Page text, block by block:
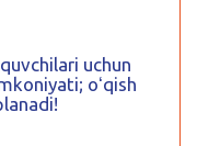
uchun
oʻqish